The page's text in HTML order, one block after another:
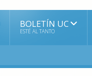
BOLETÍN UC
ESTÉ AL TANTO